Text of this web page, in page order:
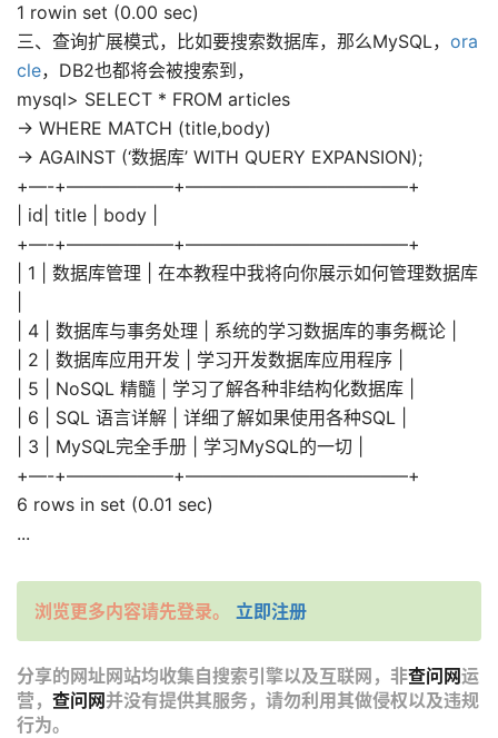
1 rowin set (0.00 sec)
三、查询扩展模式，比如要搜索数据库，那么MySQL， ora
cle，DB2也都将会被搜索到，
mysql> SELECT * FROM articles
-> WHERE MATCH (title,body)
-> AGAINST (‘数据库’ WITH QUERY EXPANSION);
+—-+——————+————————————–+
| id| title | body |
+—-+——————+————————————–+
| 1 | 数据库管理 | 在本教程中我将向你展示如何管理数据库
| 4 | 数据库与事务处理 | 系统的学习数据库的事务概论 |
| 2 | 数据库应用开发 | 学习开发数据库应用程序 |
| 5 | NoSQL 精髓 | 学习了解各种非结构化数据库 |
| 6 | SQL 语言详解 | 详细了解如果使用各种SQL |
| 3 | MySQL完全手册 | 学习MySQL的一切 |
+—-+——————+————————————–+
6 rows in set (0.01 sec)
...
浏览更多内容请先登录。 立即注册
分享的网址网站均收集自搜索引擎以及互联网，非查问网运
营， 查问网并没有提供其服务，请勿利用其做侵权以及违规
行为。